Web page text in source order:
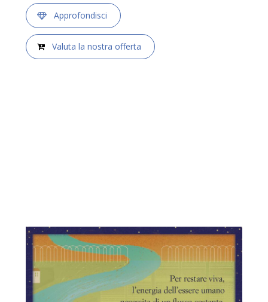
Approfondisci
Valuta la nostra offerta